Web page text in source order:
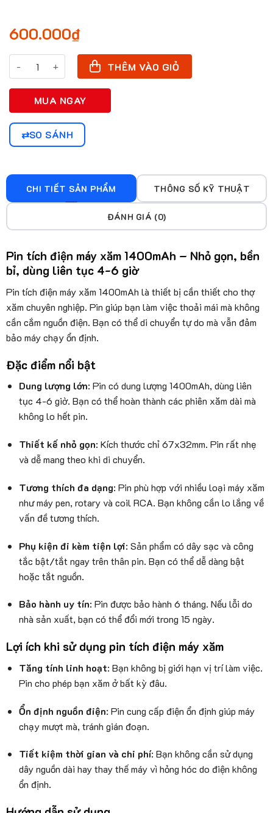
600.000₫
Pin tích điện máy xăm số lượngTHÊM VÀO GIỎ
MUA NGAY
SO SÁNH
CHI TIẾT SẢN PHẨM THÔNG SỐ KỸ THUẬT
ĐÁNH GIÁ (0)
Pin tích điện máy xăm 1400mAh – Nhỏ gọn, bền
bỉ, dùng liên tục 4-6 giờ
Pin tích điện máy xăm 1400mAh là thiết bị cần thiết cho thợ
xăm chuyên nghiệp. Pin giúp bạn làm việc thoải mái mà không
cần cắm nguồn điện. Bạn có thể di chuyển tự do mà vẫn đảm
bảo máy chạy ổn định.
Đặc điểm nổi bật
Dung lượng lớn: Pin có dung lượng 1400mAh, dùng liên
tục 4-6 giờ. Bạn có thể hoàn thành các phiên xăm dài mà
không lo hết pin.
Thiết kế nhỏ gọn: Kích thước chỉ 67x32mm. Pin rất nhẹ
và dễ mang theo khi di chuyển.
Tương thích đa dạng: Pin phù hợp với nhiều loại máy xăm
như máy pen, rotary và coil RCA. Bạn không cần lo lắng về
vấn đề tương thích.
Phụ kiện đi kèm tiện lợi: Sản phẩm có dây sạc và công
tắc bật/tắt ngay trên thân pin. Bạn có thể dễ dàng bật
hoặc tắt nguồn.
Bảo hành uy tín: Pin được bảo hành 6 tháng. Nếu lỗi do
nhà sản xuất, bạn có thể đổi mới trong 15 ngày.
Lợi ích khi sử dụng pin tích điện máy xăm
Tăng tính linh hoạt: Bạn không bị giới hạn vị trí làm việc.
Pin cho phép bạn xăm ở bất kỳ đâu.
Ổn định nguồn điện: Pin cung cấp điện ổn định giúp máy
chạy mượt mà, tránh gián đoạn.
Tiết kiệm thời gian và chi phí: Bạn không cần sử dụng
dây nguồn dài hay thay thế máy vì hỏng hóc do điện không
ổn định.